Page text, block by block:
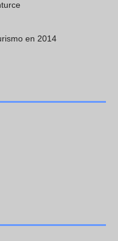
en 2014